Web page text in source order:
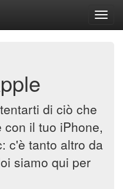
di ciò che
con il tuo iPhone,
c'è tanto altro da
siamo qui per